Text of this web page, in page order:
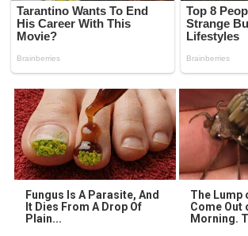
Fungus Is A Parasite, And
It Dies From A Drop Of
Plain...
The Lump
Come Out
Morning.